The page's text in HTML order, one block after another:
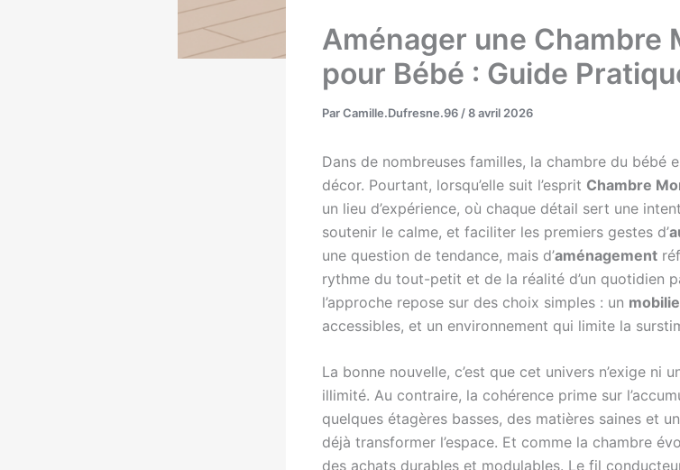
Aménager une Chambre
pour Bébé : Guide
ParCamille.Dufresne.96 /8 avril 2026
Dans de nombreuses familles, la chambre du bébé
décor. Pourtant, lorsqu’elle suit l’esprit Chambre
un lieu d’expérience, où chaque détail sert une
soutenir le calme, et faciliter les premiers gestes d’
une question de tendance, mais d’aménagement
rythme du tout-petit et de la réalité d’un quotidien
l’approche repose sur des choix simples : un
accessibles, et un environnement qui limite la
La bonne nouvelle, c’est que cet univers n’exige ni
illimité. Au contraire, la cohérence prime sur
quelques étagères basses, des matières saines et
déjà transformer l’espace. Et comme la chambre
des achats durables et modulables. Le fil